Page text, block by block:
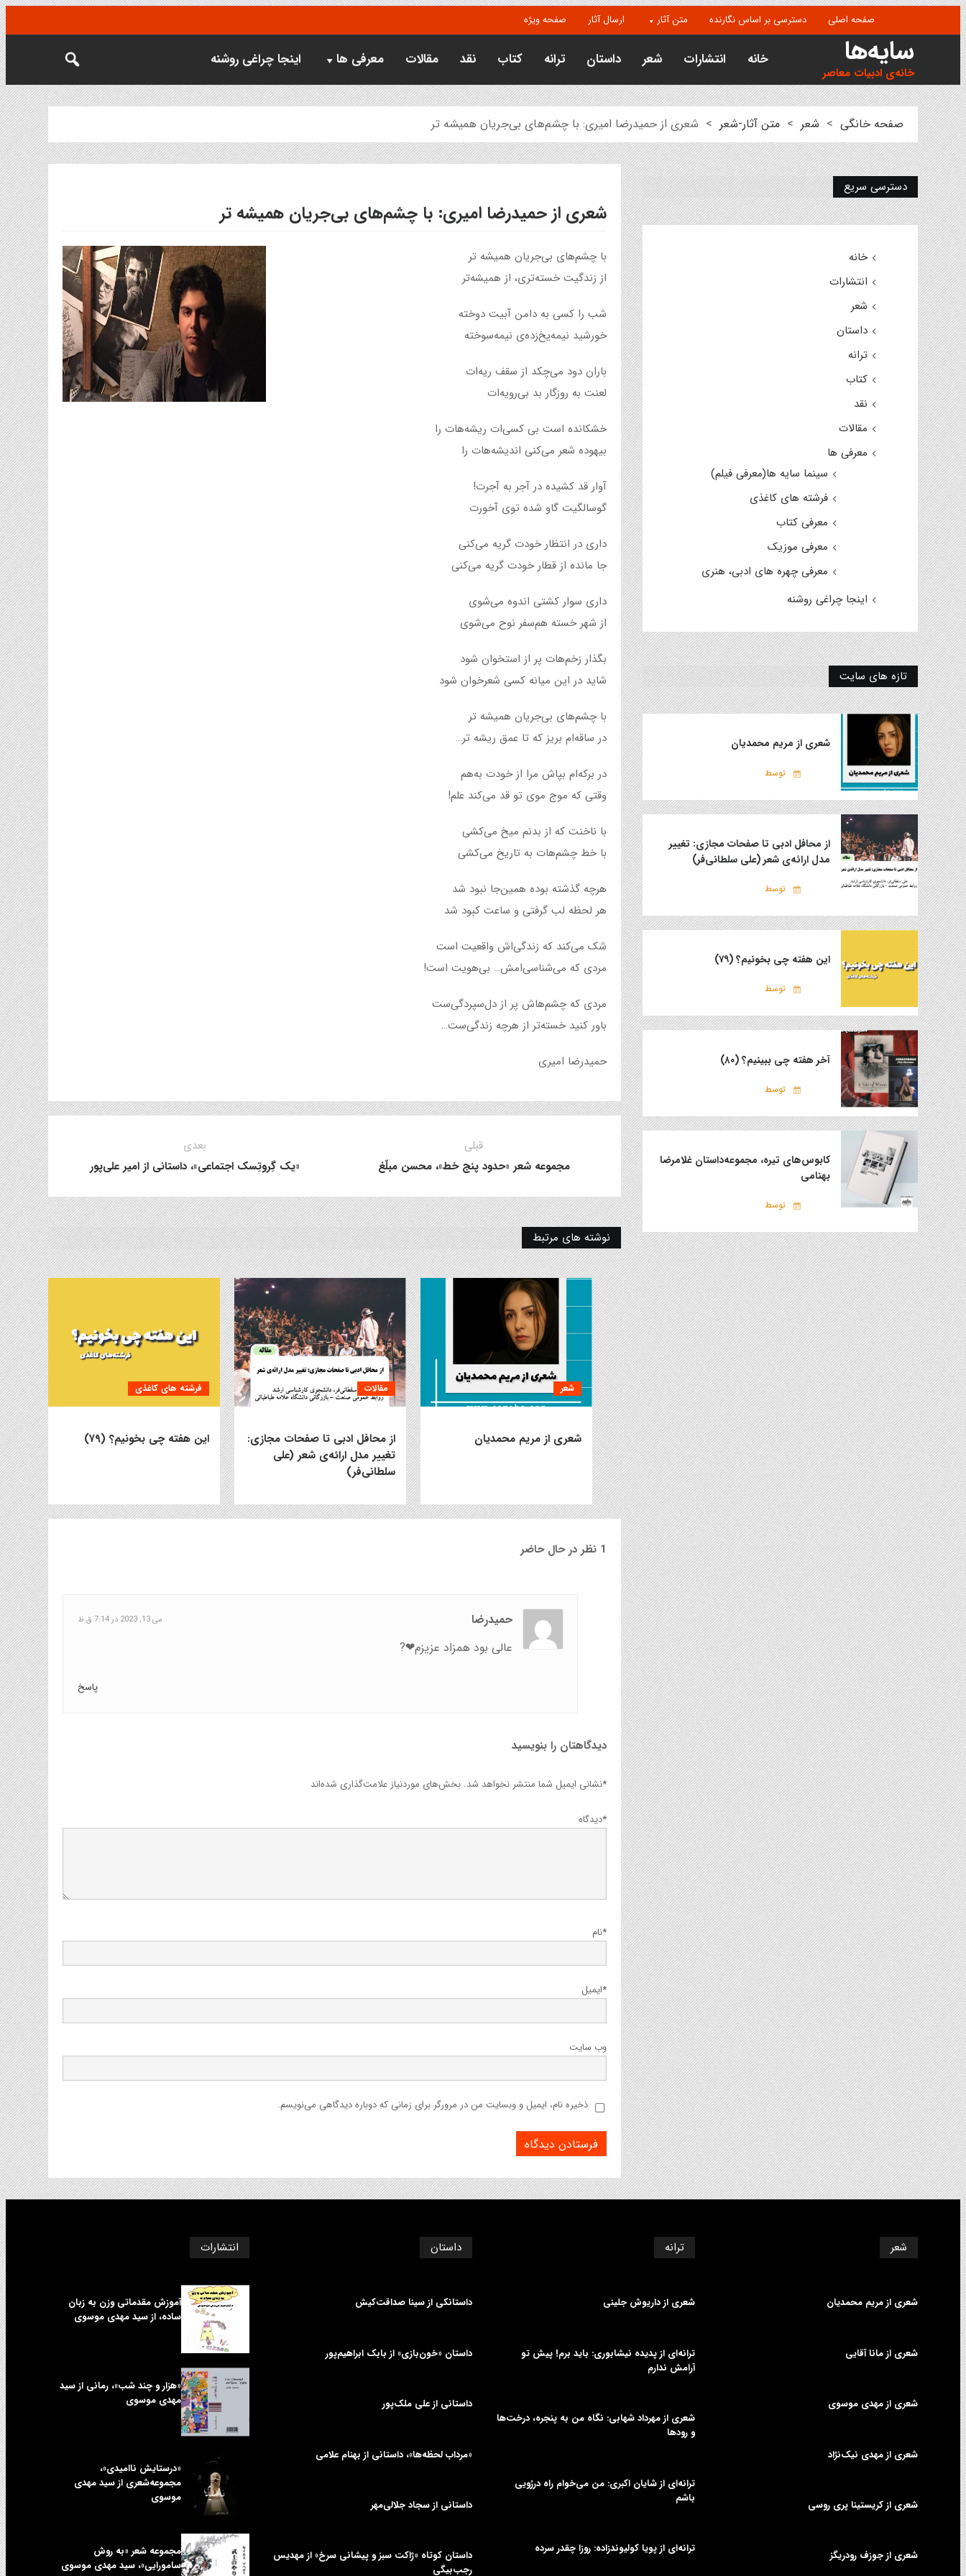
صفحه اصلی دسترسی بر اساس نگارنده متن آثار ارسال آثار صفحه ویژه
سایه‌ها
خانه‌ی ادبیات معاصر
خانه انتشارات شعر داستان ترانه کتاب نقد مقالات معرفی ها اینجا چراغی روشنه
صفحه خانگی > شعر > متن آثار-شعر > شعری از حمیدرضا امیری: با چشم‌های بی‌جریان همیشه تر
شعری از حمیدرضا امیری: با چشم‌های بی‌جریان همیشه تر
با چشم‌های بی‌جریان همیشه تر
از زندگیت خسته‌تری، از همیشه‌تر
شب را کسی به دامن آبیت دوخته
خورشید نیمه‌یخ‌زده‌ی نیمه‌سوخته
باران دود می‌چکد از سقف ریه‌ات
لعنت به روزگار بد بی‌رویه‌ات‌
خشکانده است بی کسی‌ات ریشه‌هات را
بیهوده شعر می‌کنی اندیشه‌هات را
آوار قد کشیده در آجر به‌ آجرت!
گوسالگیت گاو شده توی آخورت
داری در انتظار خودت گریه می‌کنی
جا مانده از قطار خودت گریه می‌کنی
داری سوار کشتی اندوه می‌شوی
از شهر خسته هم‌سفر نوح می‌شوی
بگذار زخم‌هات پر از استخوان شود
شاید در این میانه کسی شعرخوان شود
با چشم‌های بی‌جریان همیشه‌ تر
در ساقه‌ام بریز که تا عمق ریشه‌ تر…
در برکه‌ام بپاش مرا از خودت به‌هم
وقتی که موج موی تو قد می‌کند علم!
با ناخنت که از بدنم میخ می‌کشی
با خط چشم‌هات به تاریخ می‌کشی
هرچه گذشته بوده همین‌جا نبود شد
هر لحظه لب گرفتی و ساعت کبود شد
شک می‌کند که زندگی‌اش واقعیت است
مردی که می‌شناسی‌امش… بی‌هویت است!
مردی که چشم‌هاش پر از دل‌سپردگی‌ست
باور کنید خسته‌تر از هرچه زندگی‌ست…
حمیدرضا امیری
قبلی
مجموعه شعر «حدود پنج خط»، محسن مبلّغ
بعدی
«یک گِروتِسک اجتماعی»، داستانی از امیر علی‌پور
نوشته های مرتبط
شعر
شعری از مریم محمدیان
مقالات
از محافل ادبی تا صفحات مجازی:
تغییر مدل ارائه‌ی شعر (علی
سلطانی‌فر)
فرشته های کاغذی
این هفته چی بخونیم؟ (۷۹)
1 نظر در حال حاضر
حمیدرضا می 13, 2023 در 7:14 ق.ظ
عالی بود همزاد عزیزم❤?
پاسخ
دیدگاهتان را بنویسید
نشانی ایمیل شما منتشر نخواهد شد. بخش‌های موردنیاز علامت‌گذاری شده‌اند *
دیدگاه*
نام*
ایمیل*
وب‌ سایت
ذخیره نام، ایمیل و وبسایت من در مرورگر برای زمانی که دوباره دیدگاهی می‌نویسم.
دسترسی سریع
خانه
انتشارات
شعر
داستان
ترانه
کتاب
نقد
مقالات
معرفی ها
سینما سایه ها(معرفی فیلم)
فرشته های کاغذی
معرفی کتاب
معرفی موزیک
معرفی چهره های ادبی، هنری
اینجا چراغی روشنه
تازه های سایت
شعری از مریم محمدیان
توسط
از محافل ادبی تا صفحات مجازی: تغییر
مدل ارائه‌ی شعر (علی سلطانی‌فر)
توسط
این هفته چی بخونیم؟ (۷۹)
توسط
آخر هفته چی ببینیم؟ (۸۰)
توسط
کابوس‌های تیره، مجموعه‌داستان غلامرضا
بهنامی
توسط
شعر
شعری از مریم محمدیان
شعری از مانا آقایی
شعری از مهدی موسوی
شعری از مهدی نیک‌نژاد
شعری از کریستینا پری روسی
شعری از جوزف رودریگز
ترانه
شعری از داریوش جلینی
ترانه‌ای از پدیده نیشابوری: باید برم! پیش تو
آرامش ندارم
شعری از مهرداد شهابی: نگاه من به پنجره، درخت‌ها
و رودها
ترانه‌ای از شایان اکبری: من می‌خوام راه دررُویی
باشم
ترانه‌ای از پویا کولیوندزاده: روزا چقدر سرده
داستان
داستانکی از سینا صداقت‌کیش
داستان «خون‌بازی» از بابک ابراهیم‌پور
داستانی از علی‌ ملک‌پور
«مرداب لحظه‌ها»، داستانی از بهنام علامی
داستانی از سجاد جلالی‌مهر
داستان کوتاه «ژاکت سبز و پیشانی سرخ» از مهدیس
رجب‌بیگی
انتشارات
آموزش مقدماتی وزن به زبان
ساده، از سید مهدی موسوی
«هزار و چند شب»، رمانی از سید
مهدی موسوی
«درستایش ناامیدی»،
مجموعه‌شعری از سید مهدی
موسوی
مجموعه شعر «به روش
سامورایی»، سید مهدی موسوی